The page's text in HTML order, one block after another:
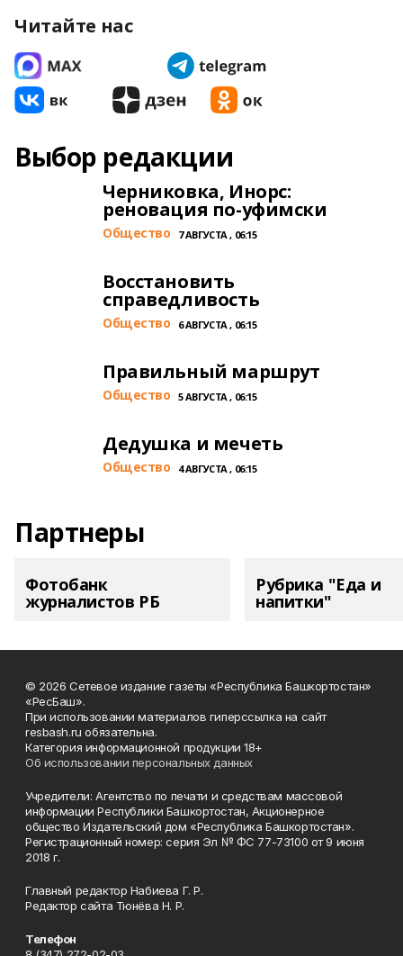
Читайте нас
Выбор редакции
Черниковка, Инорс:
реновация по-уфимски
Общество 7 АВГУСТА , 06:15
Восстановить
справедливость
Общество 6 АВГУСТА , 06:15
Правильный маршрут
Общество 5 АВГУСТА , 06:15
Дедушка и мечеть
Общество 4 АВГУСТА , 06:15
Партнеры
Фотобанк
журналистов РБ
Рубрика "Еда и
напитки"
© 2026 Сетевое издание газеты «Республика Башкортостан»
«РесБаш».
При использовании материалов гиперссылка на сайт
resbash.ru обязательна.
Категория информационной продукции 18+
Об использовании персональных данных
Учредители: Агентство по печати и средствам массовой
информации Республики Башкортостан, Акционерное
общество Издательский дом «Республика Башкортостан».
Регистрационный номер: серия Эл № ФС 77-73100 от 9 июня
2018 г.
Главный редактор Набиева Г. Р.
Редактор сайта Тюнёва Н. Р.
Телефон